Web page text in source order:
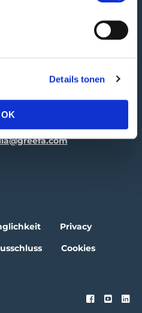
Details tonen
OK
Italia GmbH
Lana | IT
424 181
Privacy
Cookies